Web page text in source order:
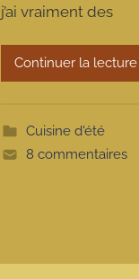
j’ai vraiment des
Continuer la lecture
Cuisine d'été
8 commentaires